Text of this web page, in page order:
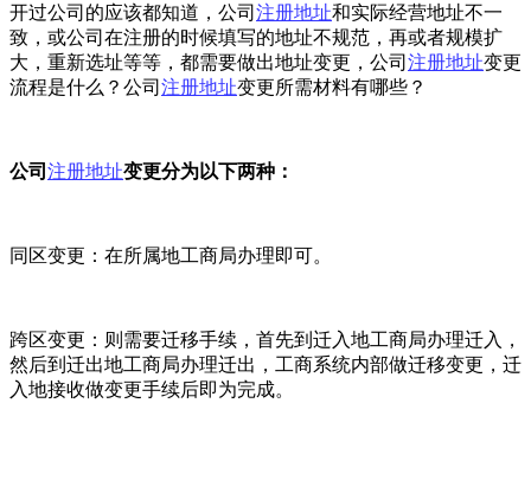
开过公司的应该都知道，公司 注册地址和实际经营地址不一
致，或公司在注册的时候填写的地址不规范，再或者规模扩
大，重新选址等等，都需要做出地址变更，公司 注册地址变更
流程是什么？公司 注册地址变更所需材料有哪些？
公司 注册地址变更分为以下两种：
同区变更：在所属地工商局办理即可。
跨区变更：则需要迁移手续，首先到迁入地工商局办理迁入，
然后到迁出地工商局办理迁出，工商系统内部做迁移变更，迁
入地接收做变更手续后即为完成。